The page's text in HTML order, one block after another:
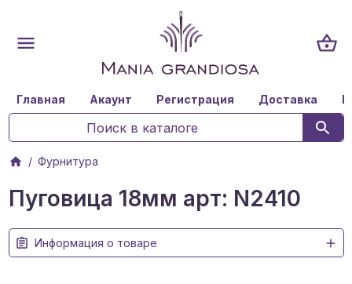
Главная Акаунт Регистрация Доставка
Фурнитура
Пуговица 18мм арт: N2410
Информация о товаре